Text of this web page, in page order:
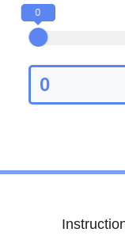
0
0
0